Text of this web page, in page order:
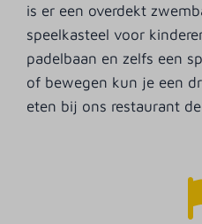
is er een overdekt
speelkasteel voor
padelbaan en zelfs een
of bewegen kun je een
eten bij ons restaurant